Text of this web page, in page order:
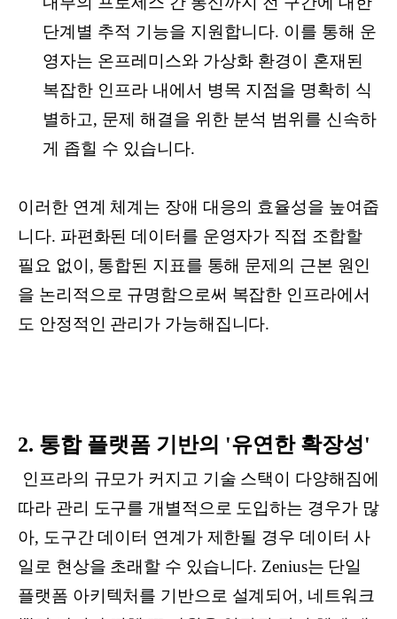
단계별 추적 기능을 지원합니다. 이를 통해 운
영자는 온프레미스와 가상화 환경이 혼재된
복잡한 인프라 내에서 병목 지점을 명확히 식
별하고, 문제 해결을 위한 분석 범위를 신속하
게 좁힐 수 있습니다.
이러한 연계 체계는 장애 대응의 효율성을 높여줍
니다. 파편화된 데이터를 운영자가 직접 조합할
필요 없이, 통합된 지표를 통해 문제의 근본 원인
을 논리적으로 규명함으로써 복잡한 인프라에서
도 안정적인 관리가 가능해집니다.
2. 통합 플랫폼 기반의 '유연한 확장성'
인프라의 규모가 커지고 기술 스택이 다양해짐에
따라 관리 도구를 개별적으로 도입하는 경우가 많
아, 도구간 데이터 연계가 제한될 경우 데이터 사
일로 현상을 초래할 수 있습니다. Zenius는 단일
플랫폼 아키텍처를 기반으로 설계되어, 네트워크